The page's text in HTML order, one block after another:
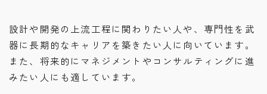
設計や開発の上流工程に関わりたい人や、専門性を武
器に長期的なキャリアを築きたい人に向いています。
また、将来的にマネジメントやコンサルティングに進
みたい人にも適しています。